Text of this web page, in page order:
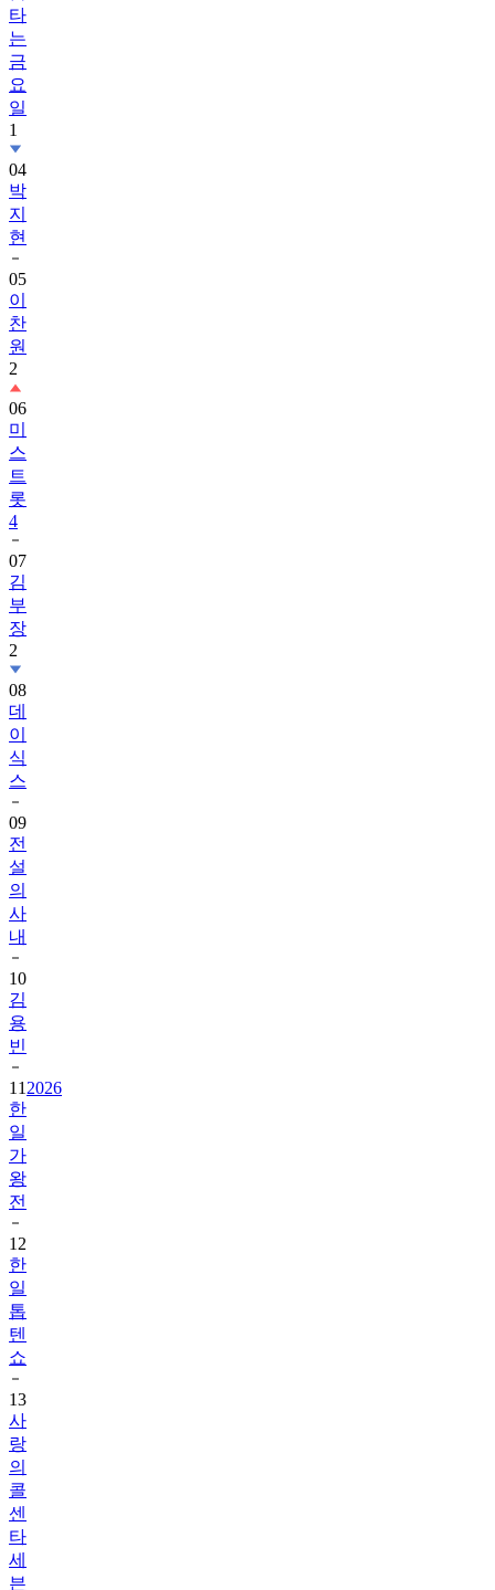
금
요
일
1
04
박
지
현
05
이
찬
원
2
06
미
스
트
롯
4
07
김
부
장
2
08
데
이
식
스
09
전
설
의
사
내
10
김
용
빈
11
한
일
가
왕
전
12
한
일
톱
텐
쇼
13
사
랑
의
콜
센
타
세
븐
스